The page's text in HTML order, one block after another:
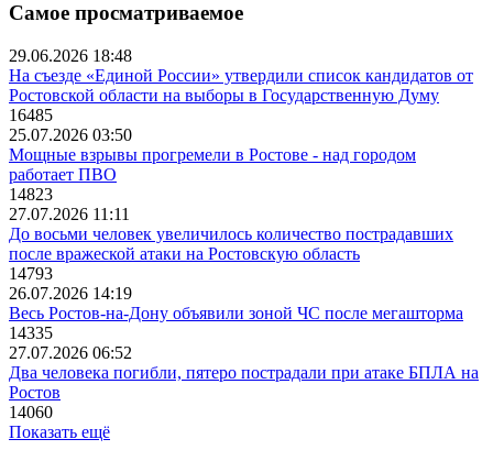
Самое просматриваемое
29.06.2026 18:48
На съезде «Единой России» утвердили список кандидатов от
Ростовской области на выборы в Государственную Думу
16485
25.07.2026 03:50
Мощные взрывы прогремели в Ростове - над городом
работает ПВО
14823
27.07.2026 11:11
До восьми человек увеличилось количество пострадавших
после вражеской атаки на Ростовскую область
14793
26.07.2026 14:19
Весь Ростов-на-Дону объявили зоной ЧС после мегашторма
14335
27.07.2026 06:52
Два человека погибли, пятеро пострадали при атаке БПЛА на
Ростов
14060
Показать ещё